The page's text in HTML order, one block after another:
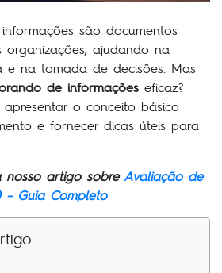
são documentos
organizações, ajudando na
e na tomada de decisões. Mas
de informações eficaz?
o conceito básico
e fornecer dicas úteis para
nosso artigo sobreAvaliação de
– Guia Completo